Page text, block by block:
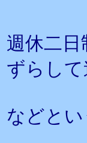
週休二
ずらして
などと